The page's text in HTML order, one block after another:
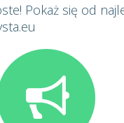
Pokaż się od